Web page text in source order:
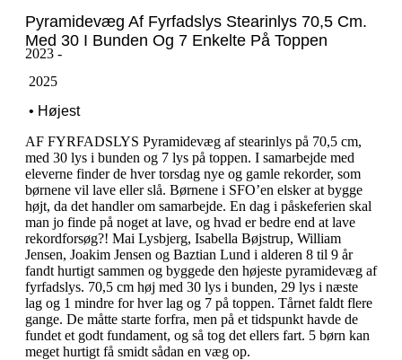
Pyramidevæg Af Fyrfadslys Stearinlys 70,5 Cm.
Med 30 I Bunden Og 7 Enkelte På Toppen
2023 -
‎ ‎2025
‎ ‎• Højest
AF FYRFADSLYS Pyramidevæg af stearinlys på 70,5 cm,
med 30 lys i bunden og 7 lys på toppen. I samarbejde med
eleverne finder de hver torsdag nye og gamle rekorder, som
børnene vil lave eller slå. Børnene i SFO’en elsker at bygge
højt, da det handler om samarbejde. En dag i påskeferien skal
man jo finde på noget at lave, og hvad er bedre end at lave
rekordforsøg?! Mai Lysbjerg, Isabella Bøjstrup, William
Jensen, Joakim Jensen og Baztian Lund i alderen 8 til 9 år
fandt hurtigt sammen og byggede den højeste pyramidevæg af
fyrfadslys. 70,5 cm høj med 30 lys i bunden, 29 lys i næste
lag og 1 mindre for hver lag og 7 på toppen. Tårnet faldt flere
gange. De måtte starte forfra, men på et tidspunkt havde de
fundet et godt fundament, og så tog det ellers fart. 5 børn kan
meget hurtigt få smidt sådan en væg op.